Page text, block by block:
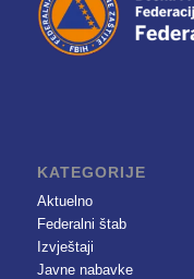
KATEGORIJE
Aktuelno
Federalni štab
Izvještaji
Javne nabavke